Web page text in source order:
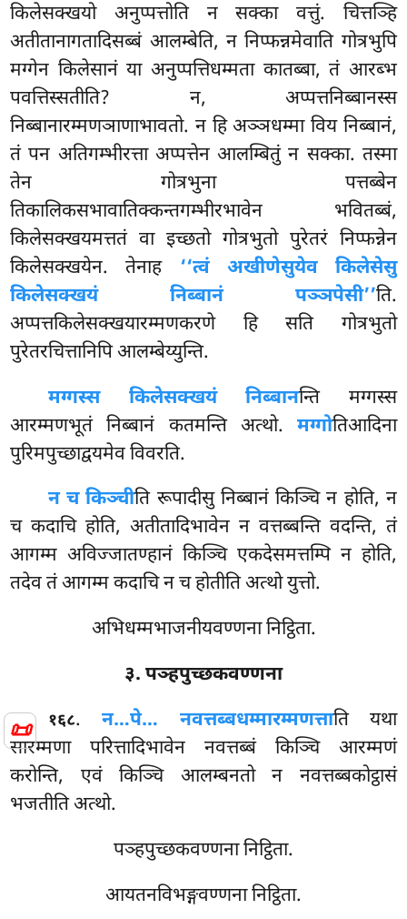
📜
किलेसक्खयो अनुप्पत्तोति न सक्कावत्तुं. चित्तञ्हि
अतीतानागतादिसब्बं आलम्बेति, न निप्फन्नमेवाति गोत्रभुपि
मग्गेन किलेसानं या अनुप्पत्तिधम्मता कातब्बा, तं आरब्भ
पवत्तिस्सतीति? न, अप्पत्तनिब्बानस्स
निब्बानारम्मणञाणाभावतो. न हि अञ्ञधम्मा विय निब्बानं,
तं पन अतिगम्भीरत्ता अप्पत्तेन आलम्बितुं न सक्का. तस्मा
तेन गोत्रभुना पत्तब्बेन
तिकालिकसभावातिक्कन्तगम्भीरभावेन भवितब्बं,
किलेसक्खयमत्ततं वा इच्छतो गोत्रभुतो पुरेतरं निप्फन्नेन
किलेसक्खयेन. तेनाह ‘‘त्वं अखीणेसुयेव किलेसेसु
किलेसक्खयं निब्बानं पञ्ञपेसी’’ति.
अप्पत्तकिलेसक्खयारम्मणकरणे हि सति गोत्रभुतो
पुरेतरचित्तानिपि आलम्बेय्युन्ति.
मग्गस्स किलेसक्खयं निब्बानन्ति मग्गस्स
आरम्मणभूतं निब्बानं कतमन्ति अत्थो. मग्गोतिआदिना
पुरिमपुच्छाद्वयमेव विवरति.
न च किञ्चीति रूपादीसु निब्बानं किञ्चि न होति, न
च कदाचि होति, अतीतादिभावेन न वत्तब्बन्ति वदन्ति, तं
आगम्म अविज्जातण्हानं किञ्चि एकदेसमत्तम्पि न होति,
तदेव तं आगम्म कदाचि न च होतीति अत्थो युत्तो.
अभिधम्मभाजनीयवण्णना निट्ठिता.
३. पञ्हपुच्छकवण्णना
१६८.न…पे… नवत्तब्बधम्मारम्मणत्ताति यथा
सारम्मणा परित्तादिभावेन नवत्तब्बं किञ्चि आरम्मणं
करोन्ति, एवं किञ्चि आलम्बनतो न नवत्तब्बकोट्ठासं
भजतीति अत्थो.
पञ्हपुच्छकवण्णना निट्ठिता.
आयतनविभङ्गवण्णना निट्ठिता.